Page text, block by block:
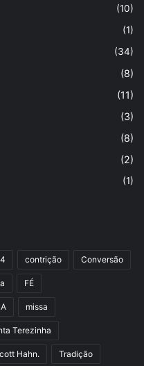
(10)
(1)
(34)
(8)
(11)
(3)
(8)
(2)
(1)
contrição Conversão
FÉ
missa
Terezinha
Hahn. Tradição